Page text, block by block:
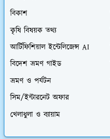
বিকাশ
কৃষি বিষয়ক তথ্য
আর্টিফিশিয়াল ইন্টেলিজেন্স AI
বিদেশ ভ্রমণ গাইড
ভ্রমণ ও পর্যটন
সিম/ইন্টারনেট অফার
খেলাধুলা ও ব্যায়াম